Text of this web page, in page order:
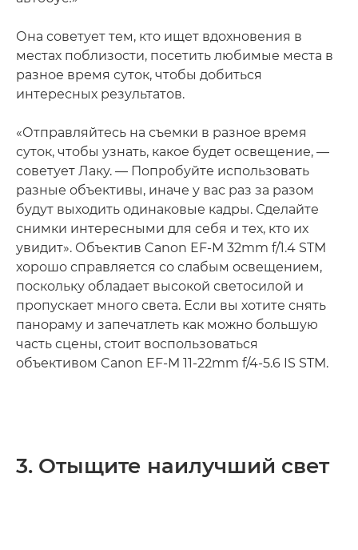
Она советует тем, кто ищет вдохновения в
местах поблизости, посетить любимые места в
разное время суток, чтобы добиться
интересных результатов.
«Отправляйтесь на съемки в разное время
суток, чтобы узнать, какое будет освещение, —
советует Лаку. — Попробуйте использовать
разные объективы, иначе у вас раз за разом
будут выходить одинаковые кадры. Сделайте
снимки интересными для себя и тех, кто их
увидит». Объектив Canon EF-M 32mm f/1.4 STM
хорошо справляется со слабым освещением,
поскольку обладает высокой светосилой и
пропускает много света. Если вы хотите снять
панораму и запечатлеть как можно большую
часть сцены, стоит воспользоваться
объективом Canon EF-M 11-22mm f/4-5.6 IS STM.
3. Отыщите наилучший свет